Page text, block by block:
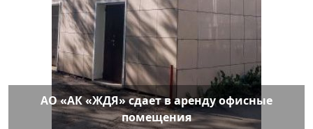
АО «АК «ЖДЯ» сдает в аренду офисные
помещения